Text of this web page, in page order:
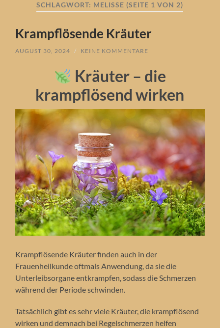
SCHLAGWORT: MELISSE (SEITE 1 VON 2)
Krampflösende Kräuter
AUGUST 30, 2024 / KEINE KOMMENTARE
Kräuter – die
krampflösend wirken
Krampflösende Kräuter finden auch in der
Frauenheilkunde oftmals Anwendung, da sie die
Unterleibsorgane entkrampfen, sodass die Schmerzen
während der Periode schwinden.
Tatsächlich gibt es sehr viele Kräuter, die krampflösend
wirken und demnach bei Regelschmerzen helfen